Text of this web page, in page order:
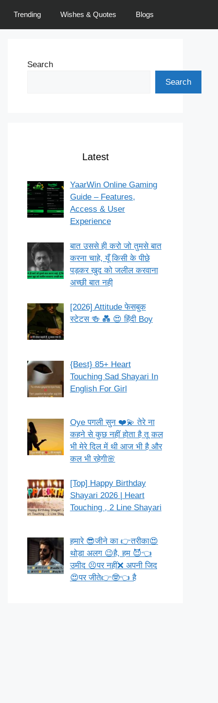
Trending Wishes & Quotes Blogs
Search
Search
Latest
YaarWin Online Gaming
Guide – Features,
Access & User
Experience
बात उससे ही करो जो तुमसे बात
करना चाहे, यूँ किसी के पीछे
पड़कर खुद को जलील करवाना
अच्छी बात नही
[2026] Attitude फेसबुक
स्टेटस 🍻 💑 😍 हिंदी Boy
{Best} 85+ Heart
Touching Sad Shayari In
English For Girl
Oye पगली सुन ❤️💫 तेरे ना
कहने से कुछ नहीं होता है तू कल
भी मेरे दिल में थी आज भी है और
कल भी रहेगी🌸
[Top] Happy Birthday
Shayari 2026 | Heart
Touching , 2 Line Shayari
हमारे 😎जीने का 👉तरीका😍
थोड़ा अलग 😉है, हम 😈👈
उमीद 😣पर नहीं❌ अपनी जिद
😍पर जीते👉🤓👈 है